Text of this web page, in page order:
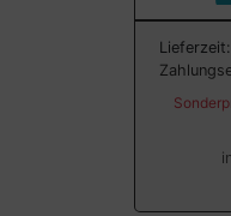
Lieferzeit: